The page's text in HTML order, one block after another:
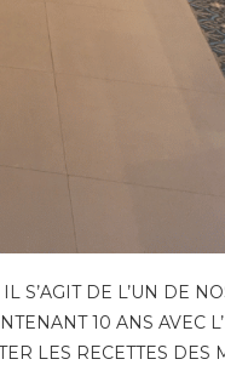
S’AGIT DE L’UN DE
10 ANS AVEC
LES RECETTES